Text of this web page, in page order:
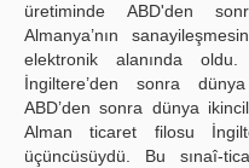
üretiminde ABD'den
Almanya’nın
elektronik alanında
İngiltere’den sonra
ABD’den sonra dünya
Alman ticaret filosu
üçüncüsüydü. Bu sınaî-